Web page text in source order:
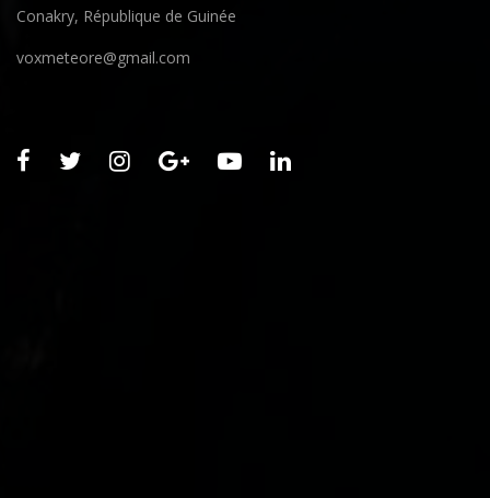
Conakry, République de Guinée
voxmeteore@gmail.com